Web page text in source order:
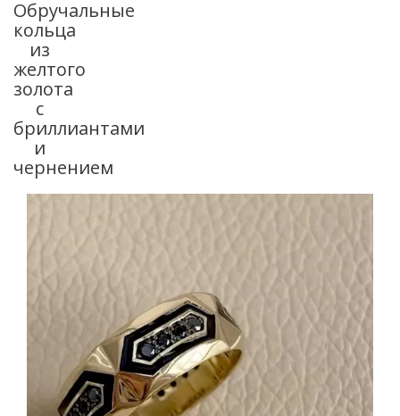
Обручальные
кольца
из
желтого
золота
с
бриллиантами
и
чернением